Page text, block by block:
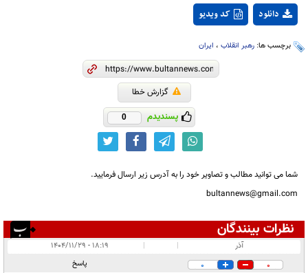
کد ویدیو دانلود
برچسب ها: رهبر انقلاب ، ایران
گزارش خطا
پسندیدم 0
شما می توانید مطالب و تصاویر خود را به آدرس زیر ارسال فرمایید.
bultannews@gmail.com
نظرات بینندگان
در انتظار بررسی:
آذر |
|
۱۸:۱۹ - ۱۴۰۴/۱۱/۲۹
0
0 پاسخ